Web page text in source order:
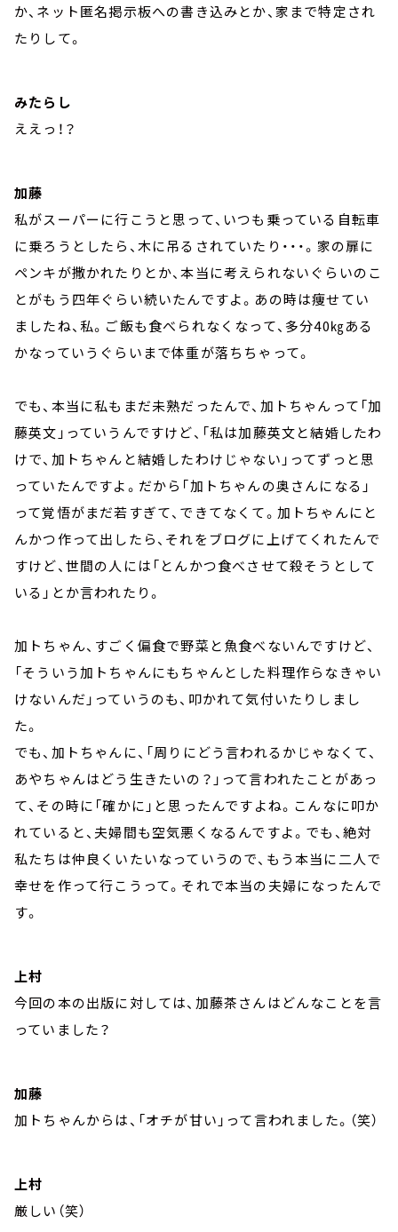
か、ネット匿名掲示板への書き込みとか、家まで特定され
たりして。
みたらし
ええっ！？
加藤
私がスーパーに行こうと思って、いつも乗っている自転車
に乗ろうとしたら、木に吊るされていたり・・・。家の扉に
ペンキが撒かれたりとか、本当に考えられないぐらいのこ
とがもう四年ぐらい続いたんですよ。あの時は痩せてい
ましたね、私。ご飯も食べられなくなって、多分40㎏ある
かなっていうぐらいまで体重が落ちちゃって。
でも、本当に私もまだ未熟だったんで、加トちゃんって「加
藤英文」っていうんですけど、「私は加藤英文と結婚したわ
けで、加トちゃんと結婚したわけじゃない」ってずっと思
っていたんですよ。だから「加トちゃんの奥さんになる」
って覚悟がまだ若すぎて、できてなくて。加トちゃんにと
んかつ作って出したら、それをブログに上げてくれたんで
すけど、世間の人には「とんかつ食べさせて殺そうとして
いる」とか言われたり。
加トちゃん、すごく偏食で野菜と魚食べないんですけど、
「そういう加トちゃんにもちゃんとした料理作らなきゃい
けないんだ」っていうのも、叩かれて気付いたりしまし
た。
でも、加トちゃんに、「周りにどう言われるかじゃなくて、
あやちゃんはどう生きたいの？」って言われたことがあっ
て、その時に「確かに」と思ったんですよね。こんなに叩か
れていると、夫婦間も空気悪くなるんですよ。でも、絶対
私たちは仲良くいたいなっていうので、もう本当に二人で
幸せを作って行こうって。それで本当の夫婦になったんで
す。
上村
今回の本の出版に対しては、加藤茶さんはどんなことを言
っていました？
加藤
加トちゃんからは、「オチが甘い」って言われました。（笑）
上村
厳しい（笑）